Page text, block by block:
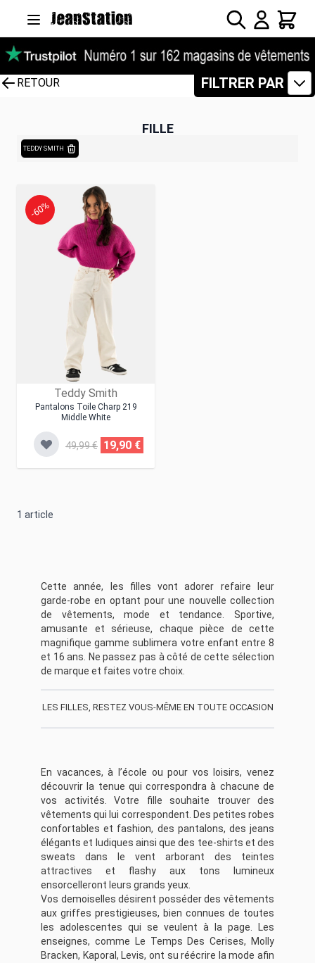
Rechercher
Panier
RETOUR
FILLE
TEDDY SMITH
FILTRER PAR
Teddy Smith
Pantalons Toile Charp 219
Middle White
-60%
49,99 € 19,90 €
1 article
Cette année, les filles vont adorer refaire leur
garde-robe en optant pour une nouvelle collection
de vêtements, mode et tendance. Sportive,
amusante et sérieuse, chaque pièce de cette
magnifique gamme sublimera votre enfant entre 8
et 16 ans. Ne passez pas à côté de cette sélection
de marque et faites votre choix.
LES FILLES, RESTEZ VOUS-MÊME EN TOUTE OCCASION
En vacances, à l’école ou pour vos loisirs, venez
découvrir la tenue qui correspondra à chacune de
vos activités. Votre fille souhaite trouver des
vêtements qui lui correspondent. Des petites robes
confortables et fashion, des pantalons, des jeans
élégants et ludiques ainsi que des tee-shirts et des
sweats dans le vent arborant des teintes
attractives et flashy aux tons lumineux
ensorcelleront leurs grands yeux.
Vos demoiselles désirent posséder des vêtements
aux griffes prestigieuses, bien connues de toutes
les adolescentes qui se veulent à la page. Les
enseignes, comme Le Temps Des Cerises, Molly
Bracken, Kaporal, Levis, ont su réécrire la mode afin